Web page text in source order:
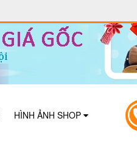
HÌNH ẢNH SHOP